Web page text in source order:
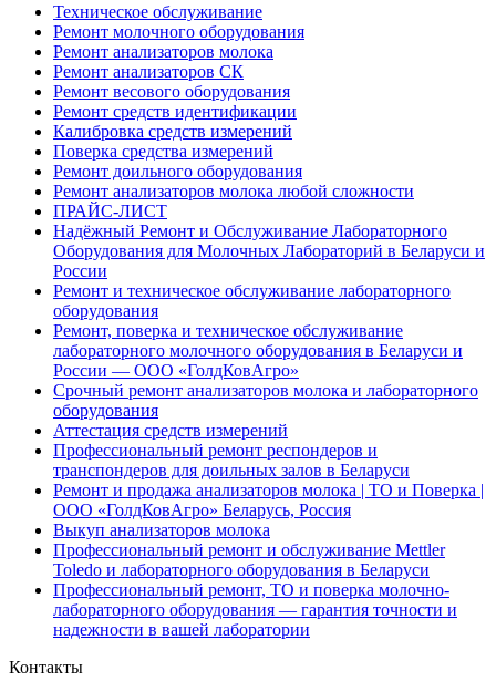
Техническое обслуживание
Ремонт молочного оборудования
Ремонт анализаторов молока
Ремонт анализаторов СК
Ремонт весового оборудования
Ремонт средств идентификации
Калибровка средств измерений
Поверка средства измерений
Ремонт доильного оборудования
Ремонт анализаторов молока любой сложности
ПРАЙС-ЛИСТ
Надёжный Ремонт и Обслуживание Лабораторного
Оборудования для Молочных Лабораторий в Беларуси и
России
Ремонт и техническое обслуживание лабораторного
оборудования
Ремонт, поверка и техническое обслуживание
лабораторного молочного оборудования в Беларуси и
России — ООО «ГолдКовАгро»
Срочный ремонт анализаторов молока и лабораторного
оборудования
Аттестация средств измерений
Профессиональный ремонт респондеров и
транспондеров для доильных залов в Беларуси
Ремонт и продажа анализаторов молока | ТО и Поверка |
ООО «ГолдКовАгро» Беларусь, Россия
Выкуп анализаторов молока
Профессиональный ремонт и обслуживание Mettler
Toledo и лабораторного оборудования в Беларуси
Профессиональный ремонт, ТО и поверка молочно-
лабораторного оборудования — гарантия точности и
надежности в вашей лаборатории
Контакты